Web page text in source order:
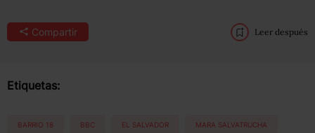
Compartir Leer después
Etiquetas:
BARRIO 18 BBC EL SALVADOR MARA SALVATRUCHA